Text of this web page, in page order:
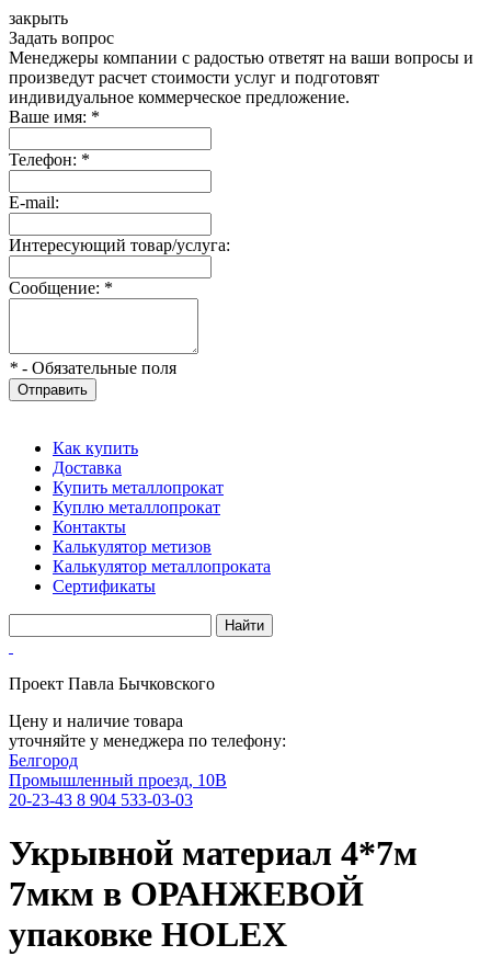
закрыть
Задать вопрос
Менеджеры компании с радостью ответят на ваши вопросы и
произведут расчет стоимости услуг и подготовят
индивидуальное коммерческое предложение.
Ваше имя: *
Телефон: *
E-mail:
Интересующий товар/услуга:
Сообщение: *
* - Обязательные поля
Отправить
Как купить
Доставка
Купить металлопрокат
Куплю металлопрокат
Контакты
Калькулятор метизов
Калькулятор металлопроката
Сертификаты
Проект Павла Бычковского
Цену и наличие товара
уточняйте у менеджера по телефону:
Белгород
Промышленный проезд, 10В
20-23-43 8 904 533-03-03
Укрывной материал 4*7м
7мкм в ОРАНЖЕВОЙ
упаковке HOLEX